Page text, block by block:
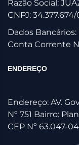
Razão Social:
CNPJ: 34.377.674/
Dados Bancários:
Conta Corrente
ENDEREÇO
Endereço: AV.
Nº 751 Bairro:
CEP Nº 63.047-